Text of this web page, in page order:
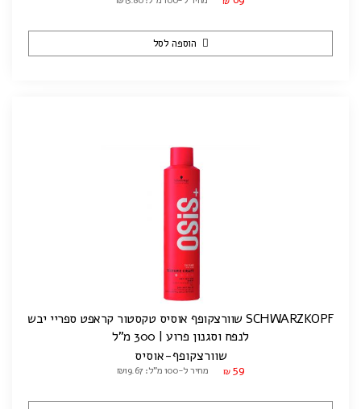
הוספה לסל
SCHWARZKOPF שוורצקופף אוסיס טקסטור קראפט ספריי יבש
לנפח וסגנון פרוע | 300 מ"ל
שוורצקופף-אוסיס
₪ 59 מחיר ל-100 מ"ל: ₪19.67